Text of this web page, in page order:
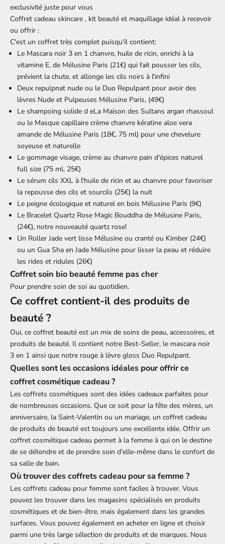
exclusivité juste pour vous
Coffret cadeau skincare , kit beauté et maquillage idéal à recevoir
ou offrir :
C'est un coffret très complet puisqu'il contient:
Le Mascara noir 3 en 1 chanvre, huile de ricin, enrichi à la
vitamine E, de Mélusine Paris (21€) qui fait pousser les cils,
prévient la chute, et allonge les cils noirs à l'infini
Deux repulpnat nude ou le Duo Repulpant pour avoir des
lèvres Nude et Pulpeuses Mélusine Paris, (49€)
Le shampoing solide d eLa Maison des Sultans argan rhassoul
ou le Masque capillaire crème chanvre kératine aloe vera
amande de Mélusine Paris (18€, 75 ml) pour une chevelure
soyeuse et naturelle
Le gommage visage, crème au chanvre pain d'épices naturel
full size (75 ml, 25€)
Le sérum cils XXL à l'huile de ricin et au chanvre pour favoriser
la repousse des cils et sourcils (25€) la nuit
Le peigne écologique et naturel en bois Mélusine Paris (9€)
Le Bracelet Quartz Rose Magic Bouddha de Mélusine Paris,
(24€), notre nouveauté quartz rose!
Un Roller Jade vert lisse Mélusine ou cranté ou Kimber (24€)
ou un Gua Sha en Jade Mélusine pour lisser la peau et réduire
les rides et ridules (26€)
Coffret soin bio beauté femme pas cher
Pour prendre soin de soi au quotidien.
Ce coffret contient-il des produits de
beauté ?
Oui, ce coffret beauté est un mix de soins de peau, accessoires, et
produits de beauté. Il contient notre Best-Seller, le mascara noir
3 en 1 ainsi que notre rouge à lèvre gloss Duo Repulpant.
Quelles sont les occasions idéales pour offrir ce
coffret cosmétique cadeau ?
Les coffrets cosmétiques sont des idées cadeaux parfaites pour
de nombreuses occasions. Que ce soit pour la fête des mères, un
anniversaire, la Saint-Valentin ou un mariage, un coffret cadeau
de produits de beauté est toujours une excellente idée. Offrir un
coffret cosmétique cadeau permet à la femme à qui on le destine
de se détendre et de prendre soin d'elle-même dans le confort de
sa salle de bain.
Où trouver des coffrets cadeau pour sa femme ?
Les coffrets cadeau pour femme sont faciles à trouver. Vous
pouvez les trouver dans les magasins spécialisés en produits
cosmétiques et de bien-être, mais également dans les grandes
surfaces. Vous pouvez également en acheter en ligne et choisir
parmi une très large sélection de produits et de marques. Nous